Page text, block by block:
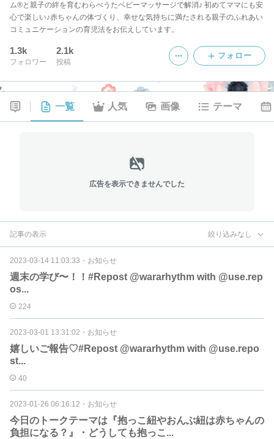
ム®️と親子の絆を育むわらべうたベビーマッサージで解消♪ 初めてママにも安
心で楽しい♪赤ちゃんの体づくり、幸せな気持ちに満たされる親子のふれあい
コミュニケーションの育児法をお伝えしています。
1.3k
フォロワー
2.1k
投稿
フォロー
一覧 人気 画像 テーマ
広告を表示できませんでした
記事の表示 絞り込みなし
2023-03-14 11:03:33 ・ お知らせ
週末の学び〜！！#Repost @wararhythm with @use.rep
os...
224
2023-03-01 13:31:02 ・ お知らせ
嬉しいご報告♡#Repost @wararhythm with @use.repo
st...
40
2023-01-26 06:16:12 ・ お知らせ
今日のトークテーマは『抱っこ紐やおんぶ紐は赤ちゃんの
負担になる？』・どうしても抱っこ...